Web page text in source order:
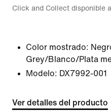
Click and Collect disponible
Color mostrado:
Grey/Blanco/Plata
Modelo: DX7992-001
Ver detalles del producto